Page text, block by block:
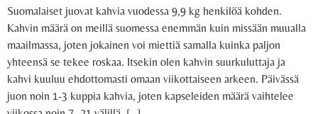
Suomalaiset juovat kahvia vuodessa 9,9 kg henkilöä kohden.
Kahvin määrä on meillä suomessa enemmän kuin missään muualla
maailmassa, joten jokainen voi miettiä samalla kuinka paljon
yhteensä se tekee roskaa. Itsekin olen kahvin suurkuluttaja ja
kahvi kuuluu ehdottomasti omaan viikottaiseen arkeen. Päivässä
juon noin 1-3 kuppia kahvia, joten kapseleiden määrä vaihtelee